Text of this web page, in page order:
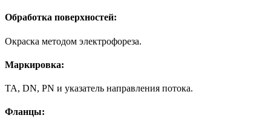
Обработка поверхностей:
Окраска методом электрофореза.
Маркировка:
TA, DN, PN и указатель направления потока.
Фланцы: